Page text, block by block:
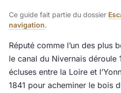
Ce guide fait partie du dossier
navigation.
Réputé comme l’un des plus
le canal du Nivernais déroule
écluses entre la Loire et
1841 pour acheminer le bois